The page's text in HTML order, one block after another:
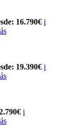
16.790€ i
19.390€ i
i